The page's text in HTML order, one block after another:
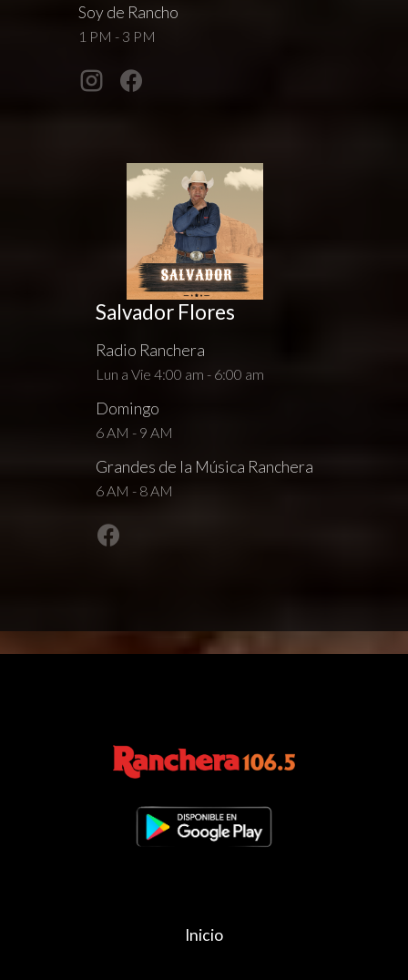
Soy de Rancho
1 PM - 3 PM
Salvador Flores
Radio Ranchera
Lun a Vie 4:00 am - 6:00 am
Domingo
6 AM - 9 AM
Grandes de la Música Ranchera
6 AM - 8 AM
Inicio